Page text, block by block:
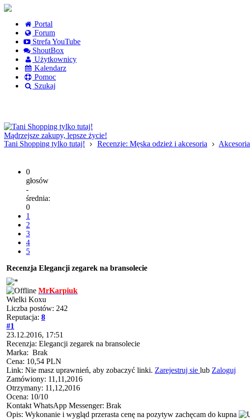
Portal
Forum
Strefa YouTube
ShoutBox
Użytkownicy
Kalendarz
Pomoc
Szukaj
Mądrzejsze zakupy, lepsze życie!
Tani Shopping tylko tutaj!
Recenzje: Męska odzież i akcesoria Akcesoria
0
głosów
-
średnia:
0
1
2
3
4
5
Recenzja Elegancji zegarek na bransolecie
MrKarpiuk
Wielki Koxu
Liczba postów: 242
Reputacja: 8
#1
23.12.2016, 17:51
Recenzja: Elegancji zegarek na bransolecie
Marka: Brak
Cena: 10,54 PLN
Link: Nie masz uprawnień, aby zobaczyć linki. Zarejestruj sie lub Zaloguj
Zamówiony: 11,11,2016
Otrzymany: 11,12,2016
Ocena: 10/10
Kontakt WhatsApp Messenger: Brak
Opis: Wykonanie i wygląd przerasta cenę na pozytyw zachęcam do kupna